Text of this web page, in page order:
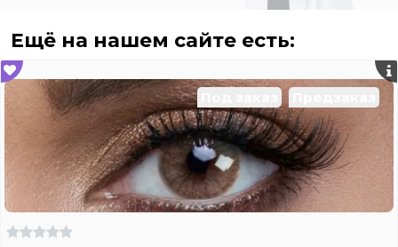
Ещё на нашем сайте есть: